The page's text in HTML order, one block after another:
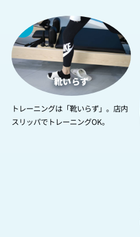
3
靴いらず
トレーニングは「靴いらず」。店内
スリッパでトレーニングOK。